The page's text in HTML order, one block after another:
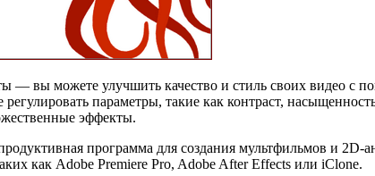
— вы можете улучшить качество и стиль своих видео
параметры, такие как контраст,
эффекты.
программа для создания мультфильмов и
как Adobe Premiere Pro, Adobe After Effects или iClone.